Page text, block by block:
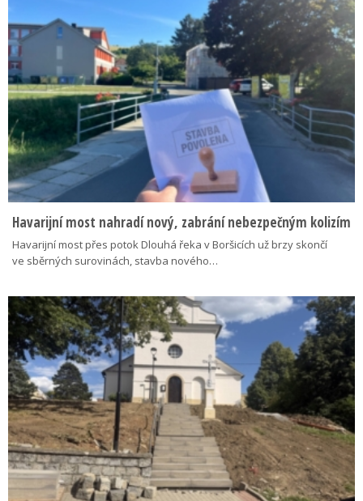
Havarijní most nahradí nový, zabrání nebezpečným kolizím
Havarijní most přes potok Dlouhá řeka v Boršicích už brzy skončí
ve sběrných surovinách, stavba nového…